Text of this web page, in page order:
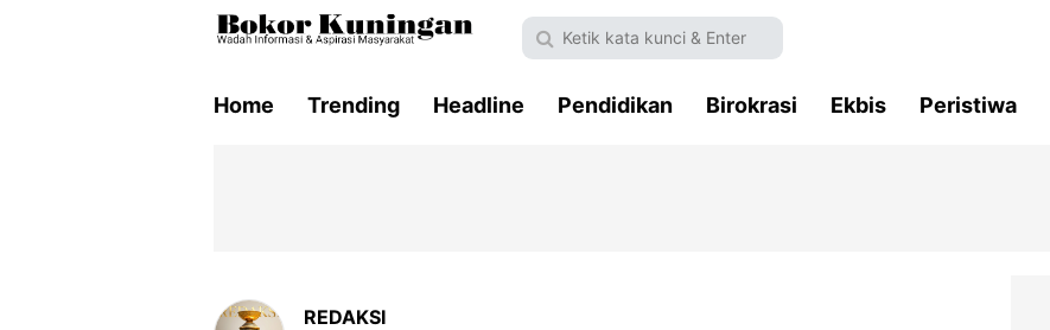
Home Trending Headline Pendidikan Birokrasi Ekbis Peristiwa
REDAKSI